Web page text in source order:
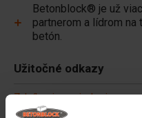
Betonblock® je už
partnerom a lídrom
betón.
Užitočné odkazy
Zdvíhacie zariadenia